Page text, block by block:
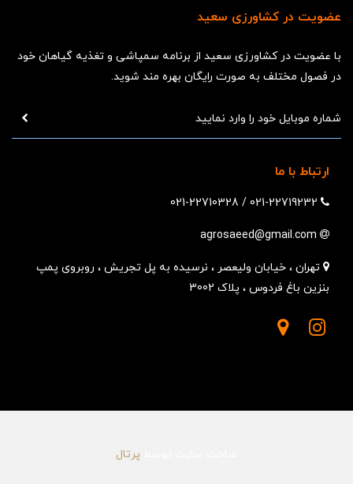
عضویت در کشاورزی سعید
با عضویت در کشاورزی سعید از برنامه سمپاشی و تغذیه گیاهان خود
در فصول مختلف به صورت رایگان بهره مند شوید.
ارتباط با ما
021-22719232
/
021-22710328
agrosaeed@gmail.com
تهران ، خیابان ولیعصر ، نرسیده به پل تجریش ، روبروی پمپ
بنزین باغ فردوس ، پلاک 3002
پرتال